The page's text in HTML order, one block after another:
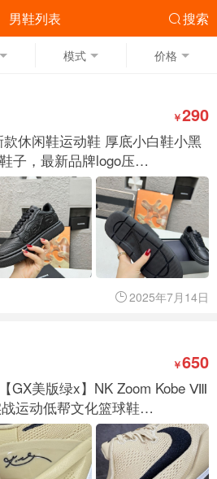
搜索
男鞋列表
模式 价格
￥290
休闲鞋运动鞋 厚底小白鞋小黑
子，最新品牌logo压…
2025年7月14日
￥650
GX美版绿x】NK Zoom Kobe Ⅷ
运动低帮文化篮球鞋…